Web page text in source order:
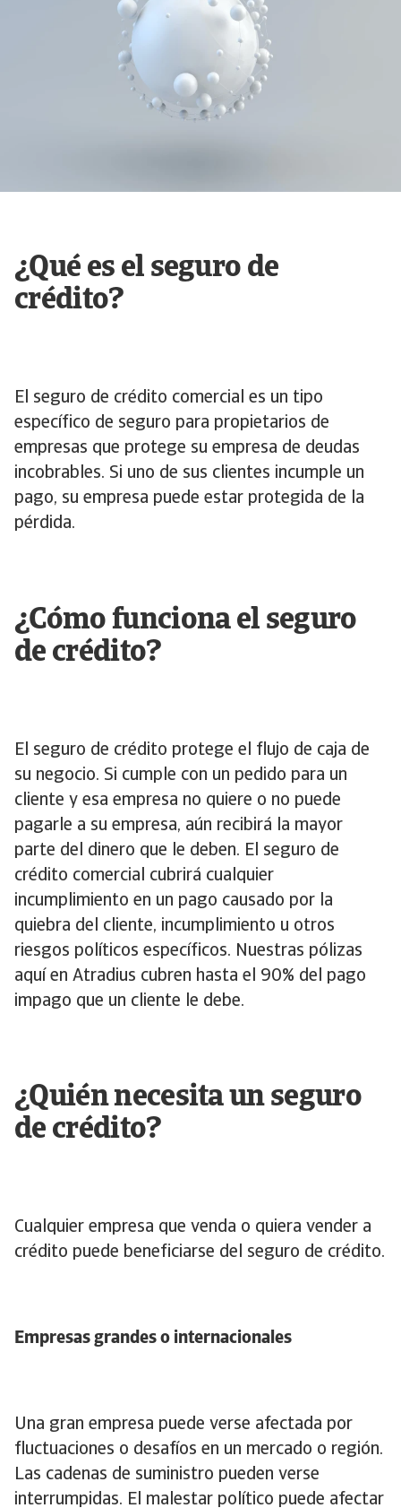
¿Qué es el seguro de
crédito?
El seguro de crédito comercial es un tipo
específico de seguro para propietarios de
empresas que protege su empresa de deudas
incobrables. Si uno de sus clientes incumple un
pago, su empresa puede estar protegida de la
pérdida.
¿Cómo funciona el seguro
de crédito?
El seguro de crédito protege el flujo de caja de
su negocio. Si cumple con un pedido para un
cliente y esa empresa no quiere o no puede
pagarle a su empresa, aún recibirá la mayor
parte del dinero que le deben. El seguro de
crédito comercial cubrirá cualquier
incumplimiento en un pago causado por la
quiebra del cliente, incumplimiento u otros
riesgos políticos específicos. Nuestras pólizas
aquí en Atradius cubren hasta el 90% del pago
impago que un cliente le debe.
¿Quién necesita un seguro
de crédito?
Cualquier empresa que venda o quiera vender a
crédito puede beneficiarse del seguro de crédito.
Empresas grandes o internacionales
Una gran empresa puede verse afectada por
fluctuaciones o desafíos en un mercado o región.
Las cadenas de suministro pueden verse
interrumpidas. El malestar político puede afectar